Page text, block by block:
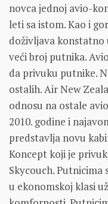
novca jednoj avio-
leti sa istom. Kao i
doživljava konstatno
veći broj putnika.
da privuku putnike.
ostalih. Air New
odnosu na ostale
2010. godine i
predstavlja novu
Koncept koji je
Skycouch.
u ekonomskoj klasi